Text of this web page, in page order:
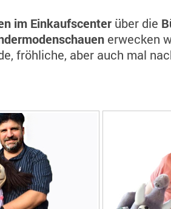
im Einkaufscenter über die
erwecken
fröhliche, aber auch mal